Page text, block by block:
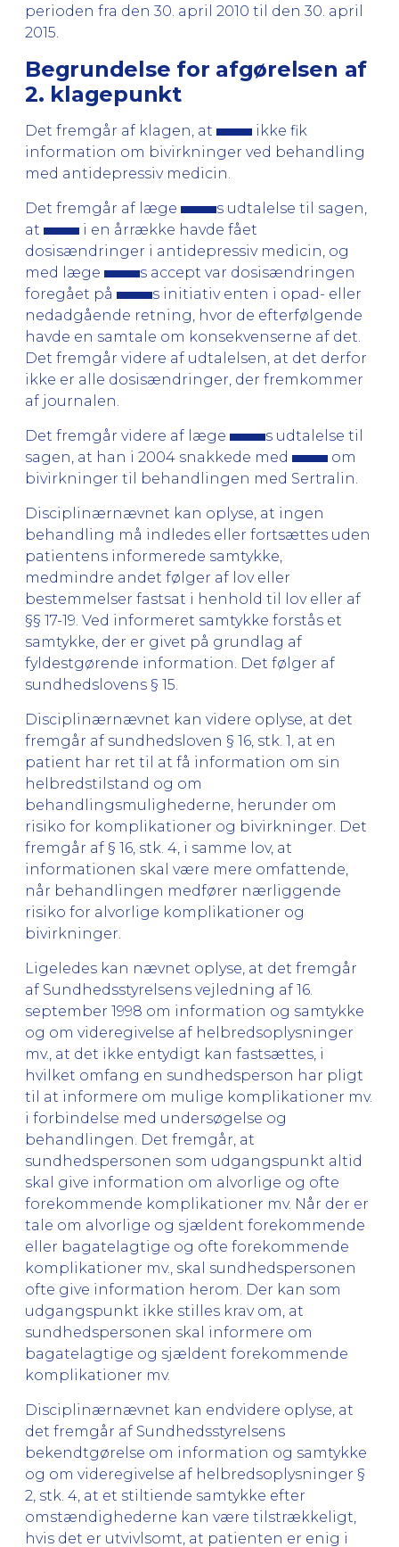
perioden fra den 30. april 2010 til den 30. april
2015.
Begrundelse for afgørelsen af
2. klagepunkt
Det fremgår af klagen, at
ikke fik
information om bivirkninger ved behandling
med antidepressiv medicin.
Det fremgår af læge
s udtalelse til sagen,
at
i en årrække havde fået
dosisændringer i antidepressiv medicin, og
med læge
s accept var dosisændringen
foregået på
s initiativ enten i opad- eller
nedadgående retning, hvor de efterfølgende
havde en samtale om konsekvenserne af det.
Det fremgår videre af udtalelsen, at det derfor
ikke er alle dosisændringer, der fremkommer
af journalen.
Det fremgår videre af læge
s udtalelse til
sagen, at han i 2004 snakkede med
om
bivirkninger til behandlingen med Sertralin.
Disciplinærnævnet kan oplyse, at ingen
behandling må indledes eller fortsættes uden
patientens informerede samtykke,
medmindre andet følger af lov eller
bestemmelser fastsat i henhold til lov eller af
§§ 17-19. Ved informeret samtykke forstås et
samtykke, der er givet på grundlag af
fyldestgørende information. Det følger af
sundhedslovens § 15.
Disciplinærnævnet kan videre oplyse, at det
fremgår af sundhedsloven § 16, stk. 1, at en
patient har ret til at få information om sin
helbredstilstand og om
behandlingsmulighederne, herunder om
risiko for komplikationer og bivirkninger. Det
fremgår af § 16, stk. 4, i samme lov, at
informationen skal være mere omfattende,
når behandlingen medfører nærliggende
risiko for alvorlige komplikationer og
bivirkninger.
Ligeledes kan nævnet oplyse, at det fremgår
af Sundhedsstyrelsens vejledning af 16.
september 1998 om information og samtykke
og om videregivelse af helbredsoplysninger
mv., at det ikke entydigt kan fastsættes, i
hvilket omfang en sundhedsperson har pligt
til at informere om mulige komplikationer mv.
i forbindelse med undersøgelse og
behandlingen. Det fremgår, at
sundhedspersonen som udgangspunkt altid
skal give information om alvorlige og ofte
forekommende komplikationer mv. Når der er
tale om alvorlige og sjældent forekommende
eller bagatelagtige og ofte forekommende
komplikationer mv., skal sundhedspersonen
ofte give information herom. Der kan som
udgangspunkt ikke stilles krav om, at
sundhedspersonen skal informere om
bagatelagtige og sjældent forekommende
komplikationer mv.
Disciplinærnævnet kan endvidere oplyse, at
det fremgår af Sundhedsstyrelsens
bekendtgørelse om information og samtykke
og om videregivelse af helbredsoplysninger §
2, stk. 4, at et stiltiende samtykke efter
omstændighederne kan være tilstrækkeligt,
hvis det er utvivlsomt, at patienten er enig i